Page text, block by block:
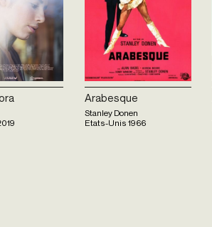
Arabesque
Stanley Donen
Etats-Unis 1966